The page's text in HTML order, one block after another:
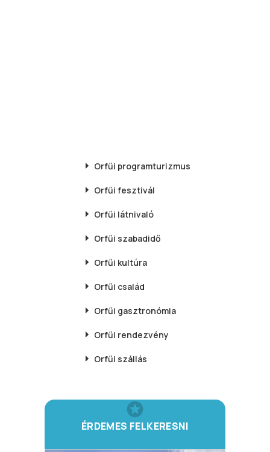
Orfűi programturizmus
Orfűi fesztivál
Orfűi látnivaló
Orfűi szabadidő
Orfűi kultúra
Orfűi család
Orfűi gasztronómia
Orfűi rendezvény
Orfűi szállás
ÉRDEMES FELKERESNI